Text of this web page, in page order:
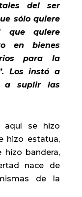
del ser
sólo quiere
que quiere
en bienes
para la
Los instó a
a suplir las
aquí se hizo
hizo estatua,
hizo bandera,
nace de
de la